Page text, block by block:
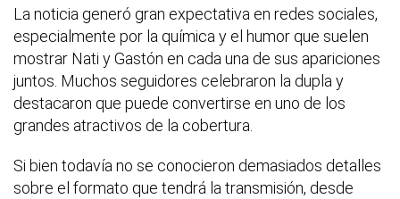
La noticia generó gran expectativa en redes sociales,
especialmente por la química y el humor que suelen
mostrar Nati y Gastón en cada una de sus apariciones
juntos. Muchos seguidores celebraron la dupla y
destacaron que puede convertirse en uno de los
grandes atractivos de la cobertura.
Si bien todavía no se conocieron demasiados detalles
sobre el formato que tendrá la transmisión, desde